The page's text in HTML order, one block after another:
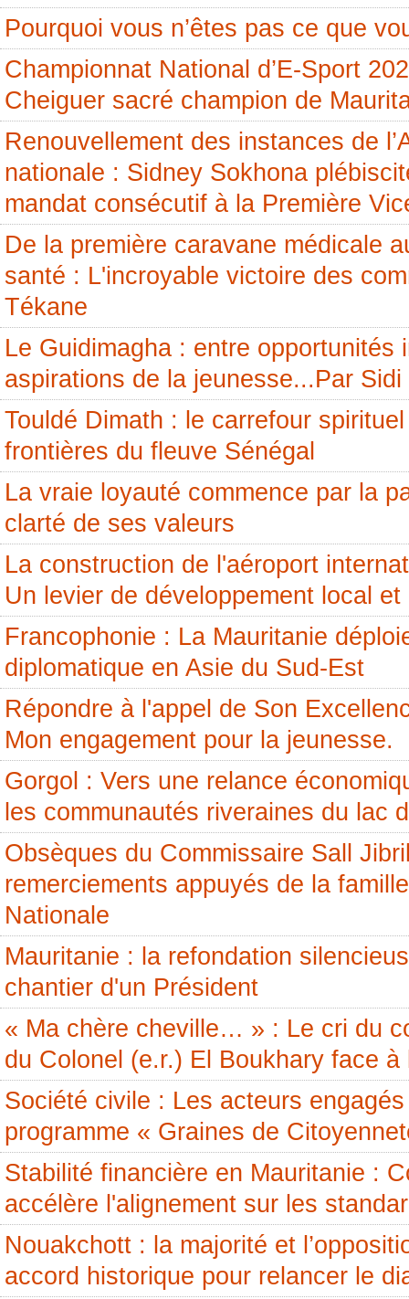
Pourquoi vous n’êtes pas ce que
Championnat National d’E-Sport
Cheiguer sacré champion de
Renouvellement des instances de
nationale : Sidney Sokhona
mandat consécutif à la Première
De la première caravane médicale
santé : L'incroyable victoire des
Tékane
Le Guidimagha : entre opportunités
aspirations de la jeunesse...Par
Touldé Dimath : le carrefour
frontières du fleuve Sénégal
La vraie loyauté commence par la
clarté de ses valeurs
La construction de l'aéroport
Un levier de développement local et
Francophonie : La Mauritanie
diplomatique en Asie du Sud-Est
Répondre à l'appel de Son
Mon engagement pour la jeunesse.
Gorgol : Vers une relance
les communautés riveraines du lac
Obsèques du Commissaire Sall
remerciements appuyés de la
Nationale
Mauritanie : la refondation
chantier d'un Président
« Ma chère cheville… » : Le cri du
du Colonel (e.r.) El Boukhary face à
Société civile : Les acteurs
programme « Graines de
Stabilité financière en Mauritanie :
accélère l'alignement sur les
Nouakchott : la majorité et
accord historique pour relancer le